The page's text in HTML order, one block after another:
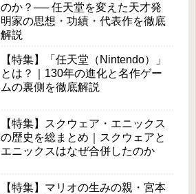
のか？── 任天堂を変えた天才発
明家の思想・功績・代表作を徹底
解説
【特集】「任天堂（Nintendo）」
とは？｜130年の進化と名作ゲー
ムの裏側を徹底解説
【特集】スクウェア・エニックス
の歴史を総まとめ｜スクウェアと
エニックスはなぜ合併したのか
【特集】マリオの生みの親・宮本